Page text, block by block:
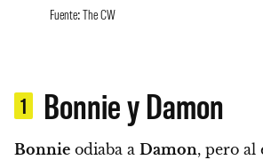
Fuente: The CW
1 Bonnie y Damon
Bonnie odiaba a Damon, pero al